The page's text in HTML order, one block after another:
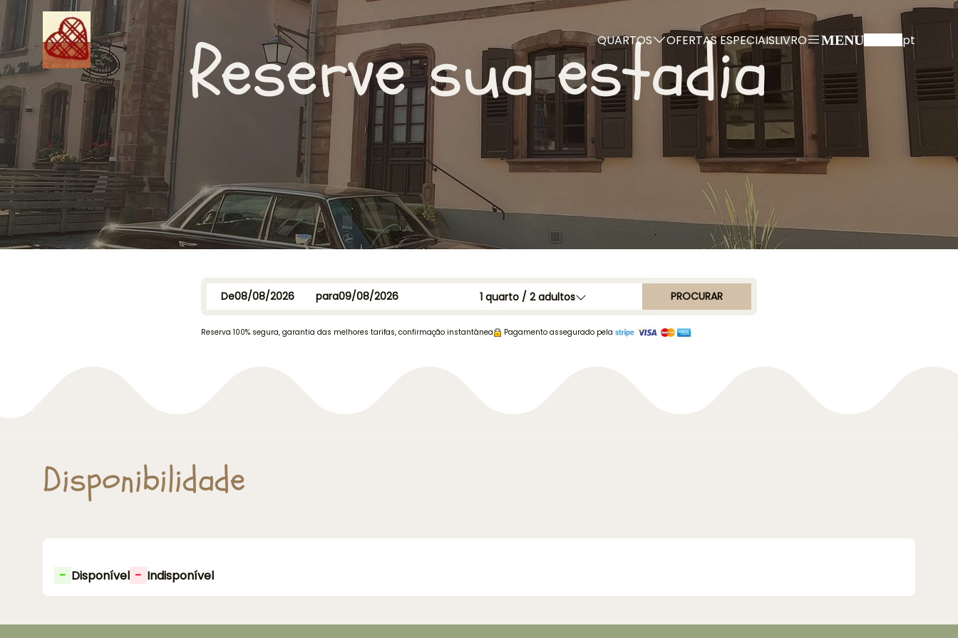
QUARTOS OFERTAS ESPECIAISLIVRO MENU pt
Reserve sua estadia
De para 1quarto /2adultos PROCURAR
Reserva 100% segura, garantia das melhores tarifas, confirmação instantânea Pagamento assegurado pela
Disponibilidade
- Disponível - Indisponível